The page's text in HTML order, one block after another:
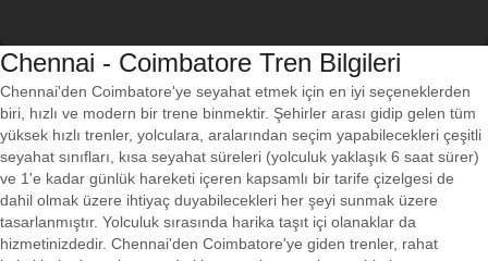
Chennai - Coimbatore Tren Bilgileri
Chennai'den Coimbatore'ye seyahat etmek için en iyi seçeneklerden
biri, hızlı ve modern bir trene binmektir. Şehirler arası gidip gelen tüm
yüksek hızlı trenler, yolculara, aralarından seçim yapabilecekleri çeşitli
seyahat sınıfları, kısa seyahat süreleri (yolculuk yaklaşık 6 saat sürer)
ve 1'e kadar günlük hareketi içeren kapsamlı bir tarife çizelgesi de
dahil olmak üzere ihtiyaç duyabilecekleri her şeyi sunmak üzere
tasarlanmıştır. Yolculuk sırasında harika taşıt içi olanaklar da
hizmetinizdedir. Chennai'den Coimbatore'ye giden trenler, rahat